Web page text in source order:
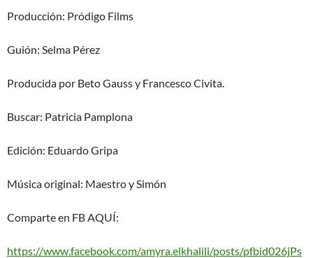
Producción: Pródigo Films
Guión: Selma Pérez
Producida por Beto Gauss y Francesco Civita.
Buscar: Patricia Pamplona
Edición: Eduardo Gripa
Música original: Maestro y Simón
Comparte en FB AQUÍ:
https://www.facebook.com/amyra.elkhalili/posts/pfbid026jPs